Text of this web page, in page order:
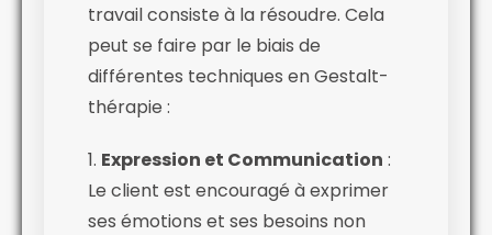
travail consiste à la résoudre. Cela
peut se faire par le biais de
différentes techniques en Gestalt-
thérapie :
1. Expression et Communication :
Le client est encouragé à exprimer
ses émotions et ses besoins non